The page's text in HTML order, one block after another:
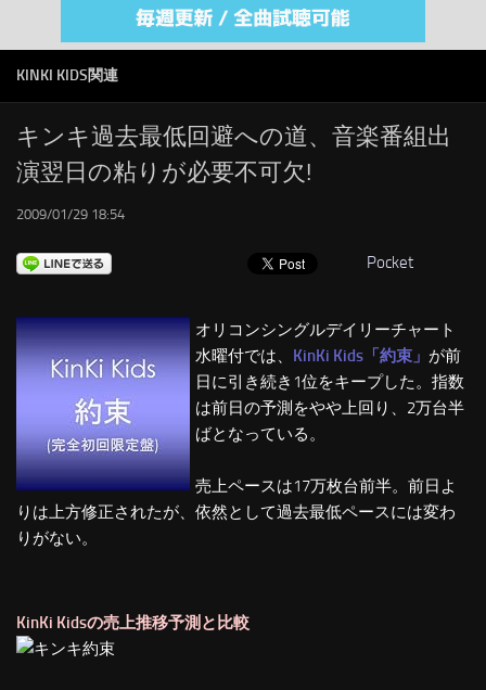
RSS
LINKS
KINKI KIDS関連
キンキ過去最低回避への道、音楽番組出
演翌日の粘りが必要不可欠!
2009/01/29 18:54
Pocket
オリコンシングルデイリーチャート
水曜付では、 KinKi Kids「約束」 が前
日に引き続き1位をキープした。指数
は前日の予測をやや上回り、2万台半
ばとなっている。
売上ペースは17万枚台前半。前日よ
りは上方修正されたが、依然として過去最低ペースには変わ
りがない。
KinKi Kidsの売上推移予測と比較